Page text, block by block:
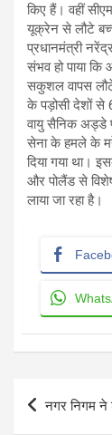
किए हैं। वहीं
यूक्रेन से लौटे
प्रधानमंत्री
संभव हो पाया कि
सकुशल वापस
के पड़ोसी देशों से
वायु सैनिक अड्डे
सेना के हमले के
दिया गया था।
और पोलैंड से
लाया जा रहा है।
Post
नगर निगम ने